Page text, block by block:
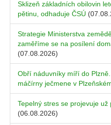
Sklizeň základních obilovin
pětinu, odhaduje ČSÚ
Strategie Ministerstva
zaměříme se na posílení
(07.08.2026)
Obří náduvníky míří do
máčírny ječmene v
Tepelný stres se projevuje už
(06.08.2026)